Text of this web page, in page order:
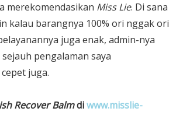
merekomendasikan Miss Lie. Di sana
kalau barangnya 100% ori nggak ori
juga enak, admin-nya
pengalaman saya
juga.
Recover Balmdiwww.misslie-